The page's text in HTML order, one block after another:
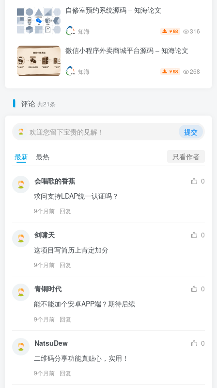
自修室预约系统源码 – 知海论文
知海 ￥98 316
微信小程序外卖商城平台源码 – 知海论文
知海 ￥98 268
评论 共21条
欢迎您留下宝贵的见解！ 提交
最新 最热 只看作者
会唱歌的香蕉
0
求问支持LDAP统一认证吗？
9个月前 回复
剑啸天
0
这项目写简历上肯定加分
9个月前 回复
青铜时代
0
能不能加个安卓APP端？期待后续
9个月前 回复
NatsuDew
0
二维码分享功能真贴心，实用！
9个月前 回复